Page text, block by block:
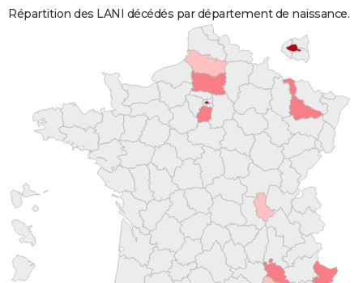
Répartition des LANI décédés par département de naissance.